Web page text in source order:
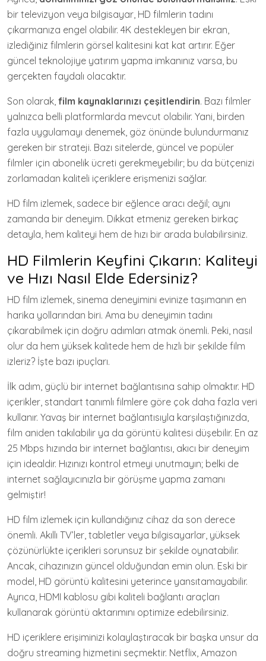
bir televizyon veya bilgisayar, HD filmlerin tadını
çıkarmanıza engel olabilir. 4K destekleyen bir ekran,
izlediğiniz filmlerin görsel kalitesini kat kat artırır. Eğer
güncel teknolojiye yatırım yapma imkanınız varsa, bu
gerçekten faydalı olacaktır.
Son olarak, film kaynaklarınızı çeşitlendirin. Bazı filmler
yalnızca belli platformlarda mevcut olabilir. Yani, birden
fazla uygulamayı denemek, göz önünde bulundurmanız
gereken bir strateji. Bazı sitelerde, güncel ve popüler
filmler için abonelik ücreti gerekmeyebilir; bu da bütçenizi
zorlamadan kaliteli içeriklere erişmenizi sağlar.
HD film izlemek, sadece bir eğlence aracı değil; aynı
zamanda bir deneyim. Dikkat etmeniz gereken birkaç
detayla, hem kaliteyi hem de hızı bir arada bulabilirsiniz.
HD Filmlerin Keyfini Çıkarın: Kaliteyi
ve Hızı Nasıl Elde Edersiniz?
HD film izlemek, sinema deneyimini evinize taşımanın en
harika yollarından biri. Ama bu deneyimin tadını
çıkarabilmek için doğru adımları atmak önemli. Peki, nasıl
olur da hem yüksek kalitede hem de hızlı bir şekilde film
izleriz? İşte bazı ipuçları.
İlk adım, güçlü bir internet bağlantısına sahip olmaktır. HD
içerikler, standart tanımlı filmlere göre çok daha fazla veri
kullanır. Yavaş bir internet bağlantısıyla karşılaştığınızda,
film aniden takılabilir ya da görüntü kalitesi düşebilir. En az
25 Mbps hızında bir internet bağlantısı, akıcı bir deneyim
için idealdir. Hızınızı kontrol etmeyi unutmayın; belki de
internet sağlayıcınızla bir görüşme yapma zamanı
gelmiştir!
HD film izlemek için kullandığınız cihaz da son derece
önemli. Akıllı TV’ler, tabletler veya bilgisayarlar, yüksek
çözünürlükte içerikleri sorunsuz bir şekilde oynatabilir.
Ancak, cihazınızın güncel olduğundan emin olun. Eski bir
model, HD görüntü kalitesini yeterince yansıtamayabilir.
Ayrıca, HDMI kablosu gibi kaliteli bağlantı araçları
kullanarak görüntü aktarımını optimize edebilirsiniz.
HD içeriklere erişiminizi kolaylaştıracak bir başka unsur da
doğru streaming hizmetini seçmektir. Netflix, Amazon